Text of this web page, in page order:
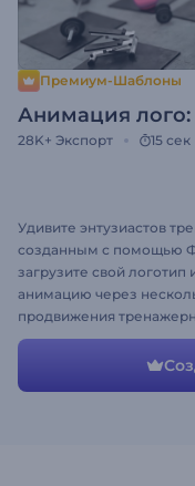
Премиум-Шаблоны
Анимация
28K+ Экспорт 15 сек
Удивите энтузиастов
созданным с помощью
загрузите свой
анимацию через
продвижения
YouTube, рекламных
другого. Попробуйте
стимулируйте других.